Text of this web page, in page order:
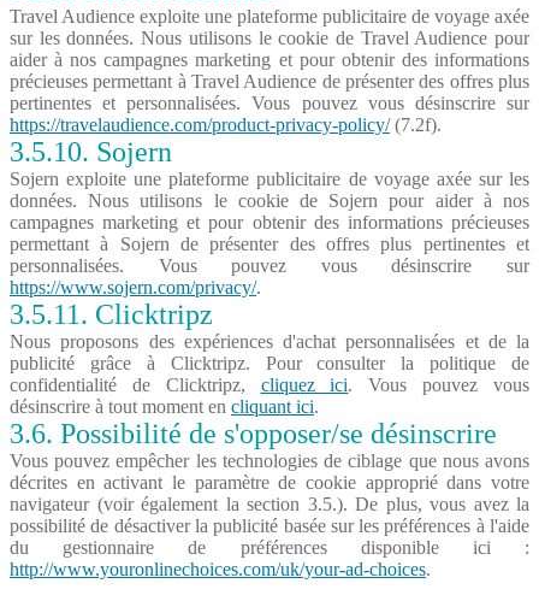
Travel Audience exploite une plateforme publicitaire de voyage axée
sur les données. Nous utilisons le cookie de Travel Audience pour
aider à nos campagnes marketing et pour obtenir des informations
précieuses permettant à Travel Audience de présenter des offres plus
pertinentes et personnalisées. Vous pouvez vous désinscrire sur
https://travelaudience.com/product-privacy-policy/(7.2f).
3.5.10. Sojern
Sojern exploite une plateforme publicitaire de voyage axée sur les
données. Nous utilisons le cookie de Sojern pour aider à nos
campagnes marketing et pour obtenir des informations précieuses
permettant à Sojern de présenter des offres plus pertinentes et
personnalisées. Vous pouvez vous désinscrire sur
https://www.sojern.com/privacy/.
3.5.11. Clicktripz
Nous proposons des expériences d'achat personnalisées et de la
publicité grâce à Clicktripz. Pour consulter la politique de
confidentialité de Clicktripz, cliquez ici. Vous pouvez vous
désinscrire à tout moment en cliquant ici.
3.6. Possibilité de s'opposer/se désinscrire
Vous pouvez empêcher les technologies de ciblage que nous avons
décrites en activant le paramètre de cookie approprié dans votre
navigateur (voir également la section 3.5.). De plus, vous avez la
possibilité de désactiver la publicité basée sur les préférences à l'aide
du gestionnaire de préférences disponible ici :
http://www.youronlinechoices.com/uk/your-ad-choices.